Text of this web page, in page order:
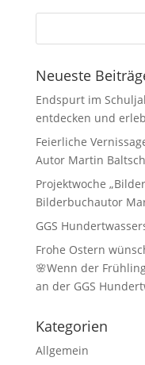
Neueste
Endspurt im
entdecken und
Feierliche
Autor Martin
Projektwoche
Bilderbuchautor
GGS
Frohe Ostern
🌸Wenn der
an der GGS
Kategorien
Allgemein